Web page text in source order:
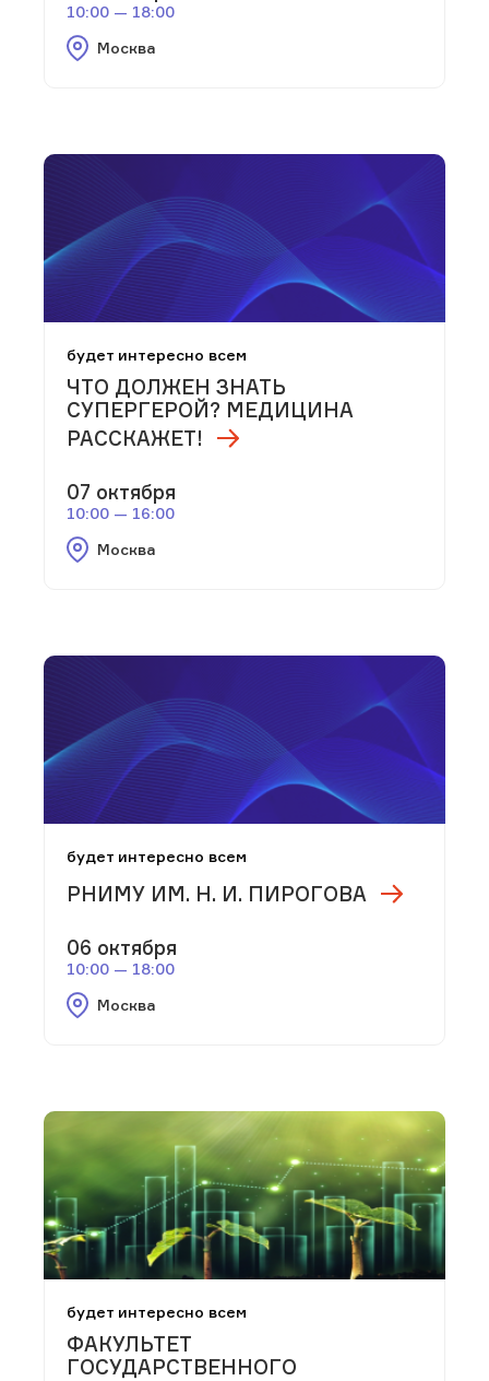
10:00 — 18:00
Москва
будет интересно всем
ЧТО ДОЛЖЕН ЗНАТЬ
СУПЕРГЕРОЙ?­ МЕДИЦИНА
РАССКАЖЕТ!
07 октября
10:00 — 16:00
Москва
будет интересно всем
РНИМУ ИМ. Н. И. ПИРОГОВА
06 октября
10:00 — 18:00
Москва
будет интересно всем
ФАКУЛЬТЕТ
ГОСУДАРСТВЕННОГО